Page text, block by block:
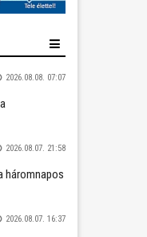
2026.08.08. 07:07
2026.08.07. 21:58
háromnapos
2026.08.07. 16:37